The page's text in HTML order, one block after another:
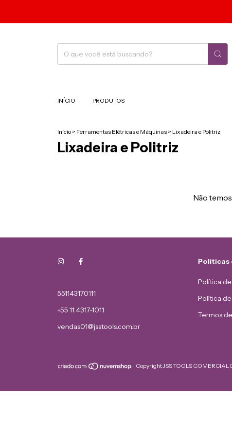
INÍCIO PRODUTOS
Início > Ferramentas Elétricas e Máquinas > Lixadeira e Politriz
Lixadeira e Politriz
Não
551143170111
+55 11 4317-1011
vendas01@jsstools.com.br
Políticas
Política
Política
Termos
Copyright JSS TOOLS